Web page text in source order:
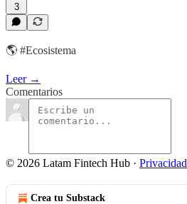
3
🌎​ #Ecosistema
Leer →
Comentarios
© 2026 Latam Fintech Hub · Privacidad
Crea tu Substack